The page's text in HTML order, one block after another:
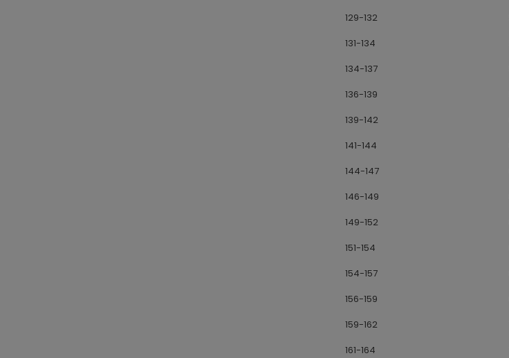
129-132
131-134
134-137
136-139
139-142
141-144
144-147
146-149
149-152
151-154
154-157
156-159
159-162
161-164